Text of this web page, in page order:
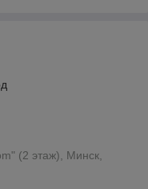
(2 этаж), Минск,